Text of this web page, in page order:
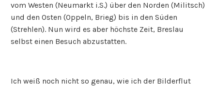
vom Westen (Neumarkt i.S.) über den Norden (Militsch)
und den Osten (Oppeln, Brieg) bis in den Süden
(Strehlen). Nun wird es aber höchste Zeit, Breslau
selbst einen Besuch abzustatten.
Ich weiß noch nicht so genau, wie ich der Bilderflut